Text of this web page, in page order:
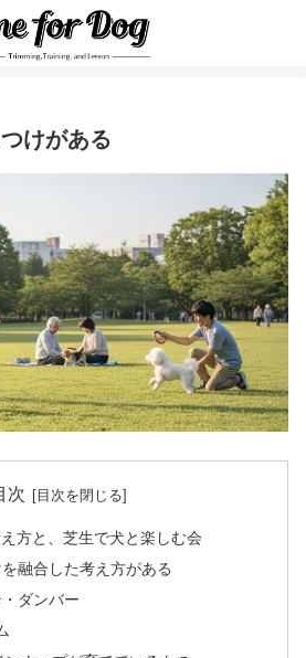
けがある
次
方と、芝生で犬と楽しむ会
融合した考え方がある
ダンバー